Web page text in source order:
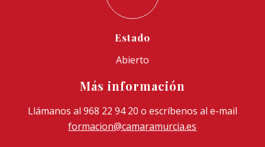
Estado
Abierto
Más información
Llámanos al 968 22 94 20 o escríbenos al e-mail
formacion@camaramurcia.es